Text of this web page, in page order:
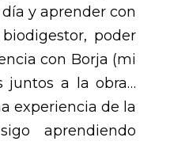
y aprender con
poder
con Borja (mi
juntos a la obra…
experiencia de la
aprendiendo